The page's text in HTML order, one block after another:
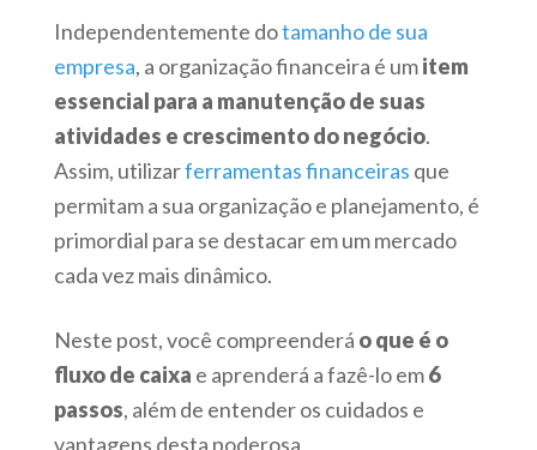
Independentemente dotamanho de sua
empresa, a organização financeira é umitem
essencial para a manutenção de suas
atividades e crescimento do negócio.
Assim, utilizarferramentas financeiras que
permitam a sua organização e planejamento, é
primordial para se destacar em um mercado
cada vez mais dinâmico.
Neste post, você compreenderá o que é o
fluxo de caixa e aprenderá a fazê-lo em6
passos, além de entender os cuidados e
vantagens desta poderosa